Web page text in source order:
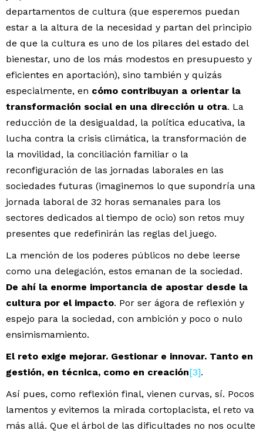
departamentos de cultura (que esperemos puedan
estar a la altura de la necesidad y partan del principio
de que la cultura es uno de los pilares del estado del
bienestar, uno de los más modestos en presupuesto y
eficientes en aportación), sino también y quizás
especialmente, en cómo contribuyan a orientar la
transformación social en una dirección u otra. La
reducción de la desigualdad, la política educativa, la
lucha contra la crisis climática, la transformación de
la movilidad, la conciliación familiar o la
reconfiguración de las jornadas laborales en las
sociedades futuras (imaginemos lo que supondría una
jornada laboral de 32 horas semanales para los
sectores dedicados al tiempo de ocio) son retos muy
presentes que redefinirán las reglas del juego.
La mención de los poderes públicos no debe leerse
como una delegación, estos emanan de la sociedad.
De ahí la enorme importancia de apostar desde la
cultura por el impacto. Por ser ágora de reflexión y
espejo para la sociedad, con ambición y poco o nulo
ensimismamiento.
El reto exige mejorar. Gestionar e innovar. Tanto en
gestión, en técnica, como en creación[3].
Así pues, como reflexión final, vienen curvas, sí. Pocos
lamentos y evitemos la mirada cortoplacista, el reto va
más allá. Que el árbol de las dificultades no nos oculte